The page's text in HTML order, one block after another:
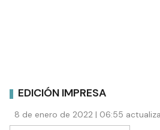
EDICIÓN IMPRESA
8 de enero de 2022 | 06:55